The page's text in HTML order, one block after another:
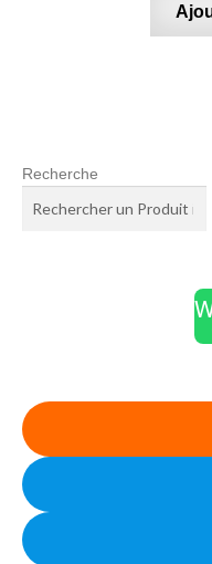
Recherche